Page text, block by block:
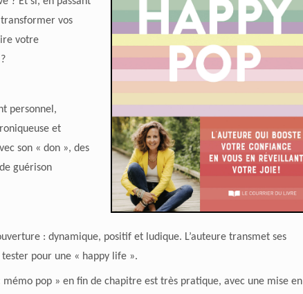
vos
votre
personnel,
et
son « don », des
guérison
: dynamique, positif et ludique. L’auteure transmet ses
pour une « happy life ».
mémo pop » en fin de chapitre est très pratique, avec une mise en